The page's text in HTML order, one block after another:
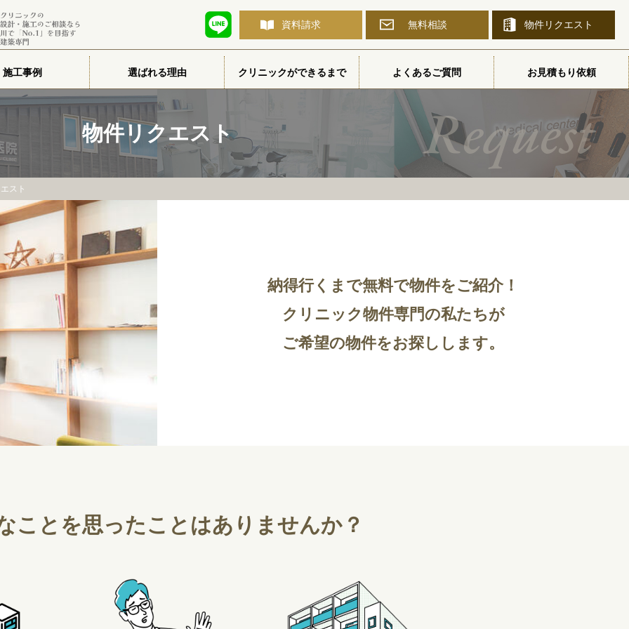
資料請求 無料相談 物件リクエスト
施工事例 選ばれる理由 クリニックができるまで よくあるご質問 お見積もり依頼
物件リクエスト Request
スト
納得行くまで無料で物件をご紹介！
クリニック物件専門の私たちが
ご希望の物件をお探しします。
ことを思ったことはありませんか？